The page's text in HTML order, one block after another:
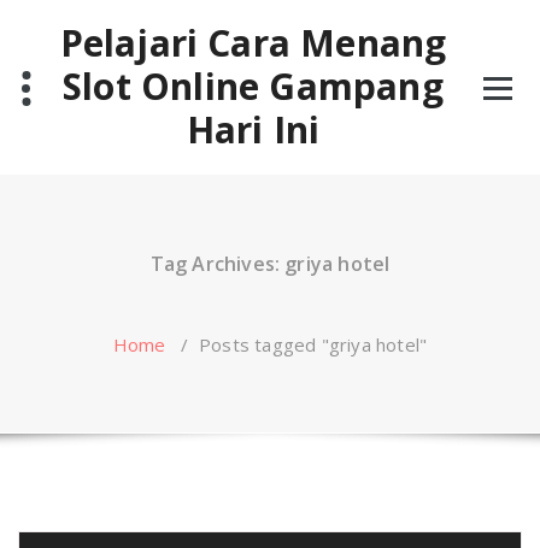
contentPelajari Cara Menang
Slot Online Gampang
Hari Ini
Tag Archives: griya hotel
Home / Posts tagged "griya hotel"